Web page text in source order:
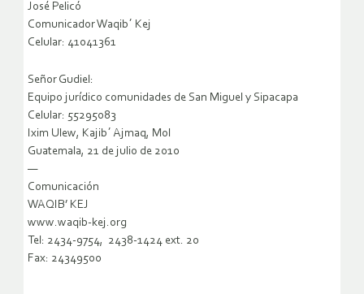
José Pelicó
Comunicador Waqib´ Kej
Celular: 41041361
Señor Gudiel:
Equipo jurídico comunidades de San Miguel y Sipacapa
Celular: 55295083
Ixim Ulew, Kajib´ Ajmaq, Mol
Guatemala, 21 de julio de 2010
—
Comunicación
WAQIB’ KEJ
www.waqib-kej.org
Tel: 2434-9754, 2438-1424 ext. 20
Fax: 24349500